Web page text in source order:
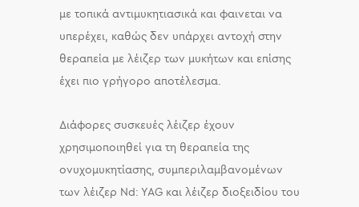
με τοπικά αντιμυκητιασικά και φαινεται να
υπερέχει, καθώς δεν υπάρχει αντοχή στην
θεραπεία με λέιζερ των μυκήτων και επίσης
έχει πιο γρήγορο αποτέλεσμα.
Διάφορες συσκευές λέιζερ έχουν
χρησιμοποιηθεί για τη θεραπεία της
ονυχομυκητίασης, συμπεριλαμβανομένων
των λέιζερ Nd: YAG και λέιζερ διοξειδίου του